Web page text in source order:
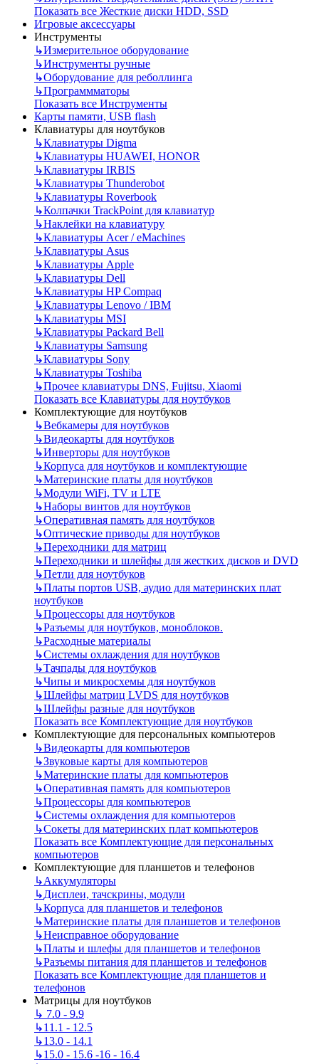
Показать все Жесткие диски HDD, SSD
Игровые аксессуары
Инструменты
↳Измерительное оборудование
↳Инструменты ручные
↳Оборудование для реболлинга
↳Программматоры
Показать все Инструменты
Карты памяти, USB flash
Клавиатуры для ноутбуков
↳Клавиатуры Digma
↳Клавиатуры HUAWEI, HONOR
↳Клавиатуры IRBIS
↳Клавиатуры Thunderobot
↳Клавиатуры Roverbook
↳Колпачки TrackPoint для клавиатур
↳Наклейки на клавиатуру
↳Клавиатуры Acer / eMachines
↳Клавиатуры Asus
↳Клавиатуры Apple
↳Клавиатуры Dell
↳Клавиатуры HP Compaq
↳Клавиатуры Lenovo / IBM
↳Клавиатуры MSI
↳Клавиатуры Packard Bell
↳Клавиатуры Samsung
↳Клавиатуры Sony
↳Клавиатуры Toshiba
↳Прочее клавиатуры DNS, Fujitsu, Xiaomi
Показать все Клавиатуры для ноутбуков
Комплектующие для ноутбуков
↳Вебкамеры для ноутбуков
↳Видеокарты для ноутбуков
↳Инверторы для ноутбуков
↳Корпуса для ноутбуков и комплектующие
↳Материнские платы для ноутбуков
↳Модули WiFi, TV и LTE
↳Наборы винтов для ноутбуков
↳Оперативная память для ноутбуков
↳Оптические приводы для ноутбуков
↳Переходники для матриц
↳Переходники и шлейфы для жестких дисков и DVD
↳Петли для ноутбуков
↳Платы портов USB, аудио для материнских плат
ноутбуков
↳Процессоры для ноутбуков
↳Разъемы для ноутбуков, моноблоков.
↳Расходные материалы
↳Системы охлаждения для ноутбуков
↳Тачпады для ноутбуков
↳Чипы и микросхемы для ноутбуков
↳Шлейфы матриц LVDS для ноутбуков
↳Шлейфы разные для ноутбуков
Показать все Комплектующие для ноутбуков
Комплектующие для персональных компьютеров
↳Видеокарты для компьютеров
↳Звуковые карты для компьютеров
↳Материнские платы для компьютеров
↳Оперативная память для компьютеров
↳Процессоры для компьютеров
↳Системы охлаждения для компьютеров
↳Сокеты для материнских плат компьютеров
Показать все Комплектующие для персональных
компьютеров
Комплектующие для планшетов и телефонов
↳Аккумуляторы
↳Дисплеи, тачскрины, модули
↳Корпуса для планшетов и телефонов
↳Материнские платы для планшетов и телефонов
↳Неисправное оборудование
↳Платы и шлефы для планшетов и телефонов
↳Разъемы питания для планшетов и телефонов
Показать все Комплектующие для планшетов и
телефонов
Матрицы для ноутбуков
↳ 7.0 - 9.9
↳11.1 - 12.5
↳13.0 - 14.1
↳15.0 - 15.6 -16 - 16.4